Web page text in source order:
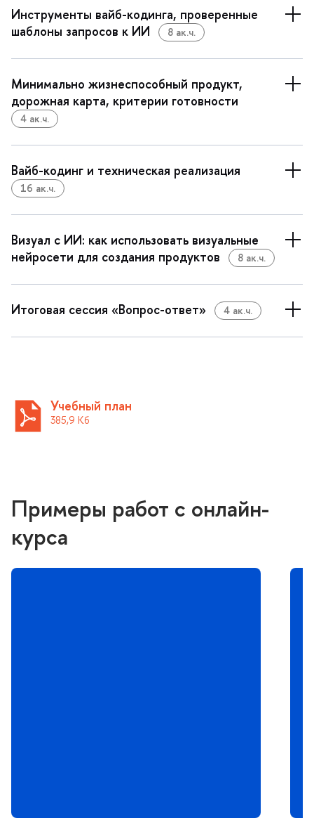
Инструменты вайб-кодинга, проверенные
шаблоны запросов к ИИ
8 ак.ч.
Минимально жизнеспособный продукт,
дорожная карта, критерии готовности
4 ак.ч.
айб-кодинг и техническая реализация
16 ак.ч.
изуал с ИИ: как использовать визуальные
нейросети для создания продукто
8 ак.ч.
Итоговая сессия «Вопрос-ответ» 4 ак.ч.
Учебный план
385,9 К
Примеры работ с онлайн-
курса